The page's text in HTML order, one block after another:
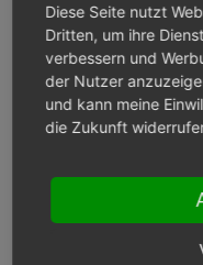
Registerkarte
Registerkarte
Registerkarte
Registerkarte
Registerkarte
Previous
Diese Seite nutzt
Dritten, um ihre
verbessern und
der Nutzer
und kann meine
die Zukunft